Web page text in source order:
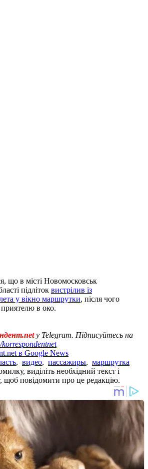
що в місті Новомосковськ
підліток вистрілив із
у вікно маршрутки, після чого
приятелю в око.
у Telegram. Підписуйтесь на
в Google News
, видео, пассажиры, маршрутка
виділіть необхідний текст і
щоб повідомити про це редакцію.